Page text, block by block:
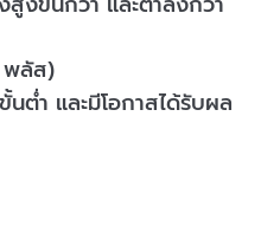
พลัส)
ำ และมีโอกาสได้รับผล